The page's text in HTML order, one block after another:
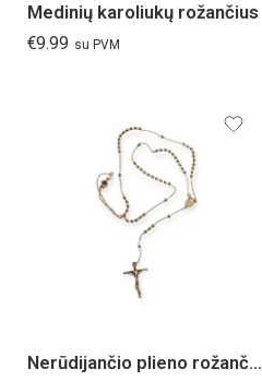
Medinių karoliukų rožančius
€9.99 su PVM
Nerūdijančio plieno rožančius